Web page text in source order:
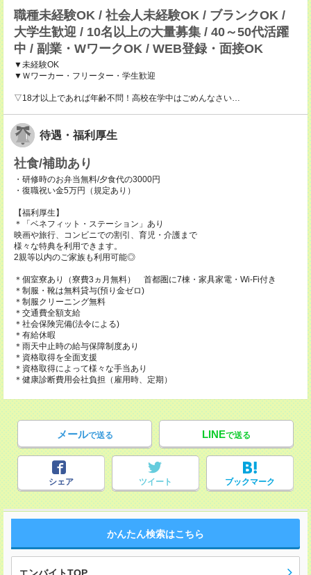
職種未経験OK / 社会人未経験OK / ブランクOK /
大学生歓迎 / 10名以上の大量募集 / 40～50代活躍
中 / 副業・WワークOK / WEB登録・面接OK
▼未経験OK
▼Ｗワーカー・フリーター・学生歓迎
▽18才以上であれば年齢不問！高校在学中はごめんなさい…
待遇・福利厚生
社食/補助あり
・研修時のお弁当無料/夕食代の3000円
・復職祝い金5万円（規定あり）
【福利厚生】
＊「ベネフィット・ステーション」あり
映画や旅行、コンビニでの割引、育児・介護まで
様々な特典を利用できます。
2親等以内のご家族も利用可能◎
＊個室寮あり（寮費3ヵ月無料） 首都圏に7棟・家具家電・Wi-Fi付き
＊制服・靴は無料貸与(預り金ゼロ)
＊制服クリーニング無料
＊交通費全額支給
＊社会保険完備(法令による)
＊有給休暇
＊雨天中止時の給与保障制度あり
＊資格取得を全面支援
＊資格取得によって様々な手当あり
＊健康診断費用会社負担（雇用時、定期）
メールで送る LINEで送る
シェア ツイート ブックマーク
かんたん検索はこちら